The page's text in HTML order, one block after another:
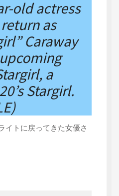
old actress
as
Caraway
a
Stargirl.
イトに戻ってきた女優さ